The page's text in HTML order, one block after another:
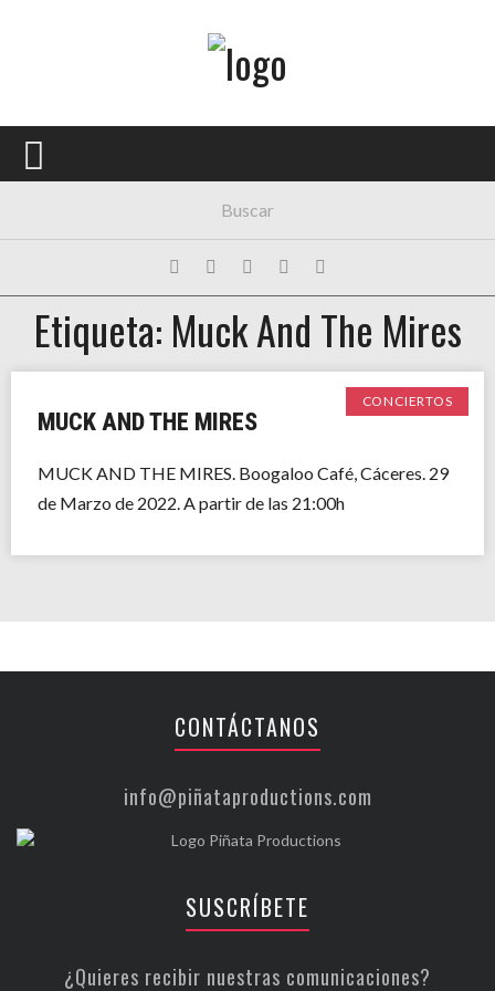
PORTADA
FESTIVALES
EXPOSICIONES
HISTORIAS
Etiqueta: Muck And The Mires
CONCIERTOS
MUCK AND THE MIRES
MUCK AND THE MIRES. Boogaloo Café, Cáceres. 29
de Marzo de 2022. A partir de las 21:00h
CONTÁCTANOS
info@piñataproductions.com
SUSCRÍBETE
¿Quieres recibir nuestras comunicaciones?